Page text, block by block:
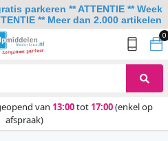
0
van 13:00tot 17:00(enkel op
afspraak)
parkeren ** ATTENTIE ** Week
** Meer dan 2.000 artikelen